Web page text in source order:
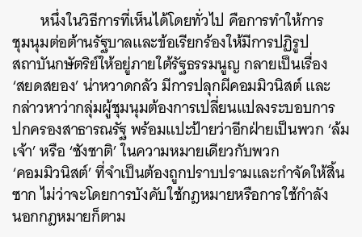
หนึ่งในวิธีการที่เห็นได้โดยทั่วไป คือการทำให้การ
ชุมนุมต่อต้านรัฐบาลและข้อเรียกร้องให้มีการปฏิรูป
สถาบันกษัตริย์ให้อยู่ภายใต้รัฐธรรมนูญ กลายเป็นเรื่อง
‘สยดสยอง’ น่าหวาดกลัว มีการปลุกผีคอมมิวนิสต์ และ
กล่าวหาว่ากลุ่มผู้ชุมนุมต้องการเปลี่ยนแปลงระบอบการ
ปกครองสาธารณรัฐ พร้อมแปะป้ายว่าอีกฝ่ายเป็นพวก ‘ล้ม
เจ้า’ หรือ ‘ชังชาติ’ ในความหมายเดียวกับพวก
‘คอมมิวนิสต์’ ที่จำเป็นต้องถูกปราบปรามและกำจัดให้สิ้น
ซาก ไม่ว่าจะโดยการบังคับใช้กฎหมายหรือการใช้กำลัง
นอกกฎหมายก็ตาม